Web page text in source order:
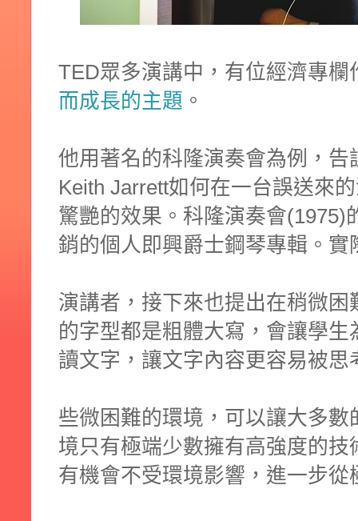
TED眾多演講中，有位經濟專欄
而成長的主題 。
他用著名的科隆演奏會為例，
Keith Jarrett如何在一台誤送來
驚艷的效果。科隆演奏會(1975)
銷的個人即興爵士鋼琴專輯。實
演講者，接下來也提出在稍微
的字型都是粗體大寫，會讓學
讀文字，讓文字內容更容易被思
些微困難的環境，可以讓大多
境只有極端少數擁有高強度的
有機會不受環境影響，進一步